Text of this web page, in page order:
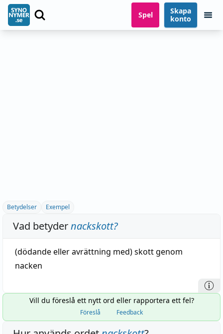
Spel
Skapa
konto
Betydelser Exempel
Vad betydernackskott?
(dödandeelleravrättning med)skottgenom
nacken
Vill du föreslå ett nytt ord eller rapportera ett fel?
Föreslå Feedback